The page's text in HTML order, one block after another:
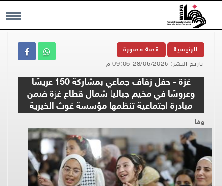
MENU الرئيسية قصة مصورة
تاريخ النشر: 28/06/2026 09:06 م
غزة - حفل زفاف جماعي بمشاركة 150 عريسًا
وعروسًا في مخيم جباليا شمال قطاع غزة ضمن
مبادرة اجتماعية تنظمها مؤسسة غوث الخيرية
وفا